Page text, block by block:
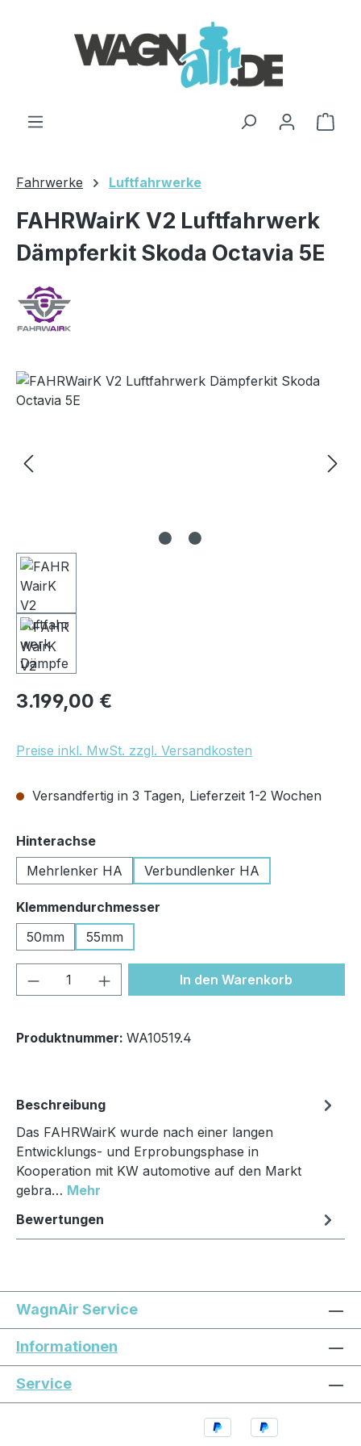
Fahrwerke Luftfahrwerke
FAHRWairK V2 Luftfahrwerk
Dämpferkit Skoda Octavia 5E
Bildergalerie überspringen
Regulärer Preis:
3.199,00 €
Preise inkl. MwSt. zzgl. Versandkosten
Versandfertig in 3 Tagen, Lieferzeit 1-2 Wochen
Hinterachseauswählen
Mehrlenker HA
Verbundlenker HA
Klemmendurchmesser
50mm
55mm
Produkt Anzahl: Gib denIn den Warenkorb
Produktnummer: WA10519.4
Beschreibung
Das FAHRWairK wurde nach einer langen
Entwicklungs- und Erprobungsphase in
Kooperation mit KW automotive auf den Markt
gebra… Mehr
Bewertungen
WagnAir Service
Informationen
Service